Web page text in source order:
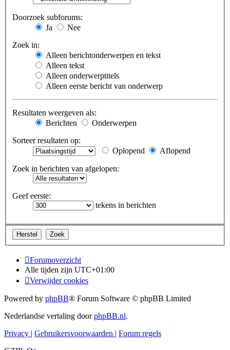
Doorzoek subforums:
Ja
Nee
Zoek in:
Alleen berichtonderwerpen en tekst
Alleen tekst
Alleen onderwerptitels
Alleen eerste bericht van onderwerp
Resultaten weergeven als:
Berichten
Onderwerpen
Sorteer resultaten op:
Oplopend
Aflopend
Zoek in berichten van afgelopen:
Geef eerste:
tekens in berichten
Forumoverzicht
Alle tijden zijn UTC+01:00
Verwijder cookies
Powered by phpBB® Forum Software © phpBB Limited
Nederlandse vertaling doorphpBB.nl.
Privacy | Gebruikersvoorwaarden | Forum regels